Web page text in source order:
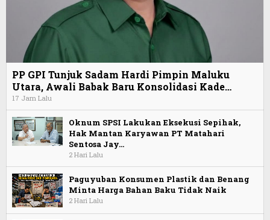
PP GPI Tunjuk Sadam Hardi Pimpin Maluku
Utara, Awali Babak Baru Konsolidasi Kade…
17 Jam Lalu
Oknum SPSI Lakukan Eksekusi Sepihak,
Hak Mantan Karyawan PT Matahari
Sentosa Jay…
2 Hari Lalu
Paguyuban Konsumen Plastik dan Benang
Minta Harga Bahan Baku Tidak Naik
2 Hari Lalu